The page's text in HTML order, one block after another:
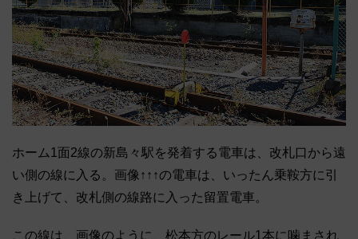
ホーム1面2線の新島々駅を発着する電車は、改札口から遠
い側の線に入る。画像↑↑↑の電車は、いったん乗鞍方に引
き上げて、改札側の線路に入った留置電車。
この線は、画像のように、松本方のレール1本に噛まされ